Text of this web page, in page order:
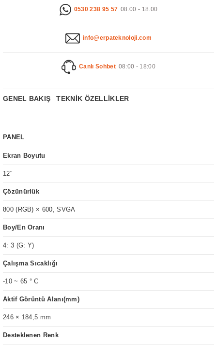
0530 238 95 57 08:00 - 18:00
info@erpateknoloji.com
Canlı Sohbet 08:00 - 18:00
GENEL BAKIŞ TEKNİK ÖZELLİKLER
PANEL
Ekran Boyutu
12"
Çözünürlük
800 (RGB) × 600, SVGA
Boy/En Oranı
4: 3 (G: Y)
Çalışma Sıcaklığı
-10 ~ 65 ° C
Aktif Görüntü Alanı(mm)
246 × 184,5 mm
Desteklenen Renk